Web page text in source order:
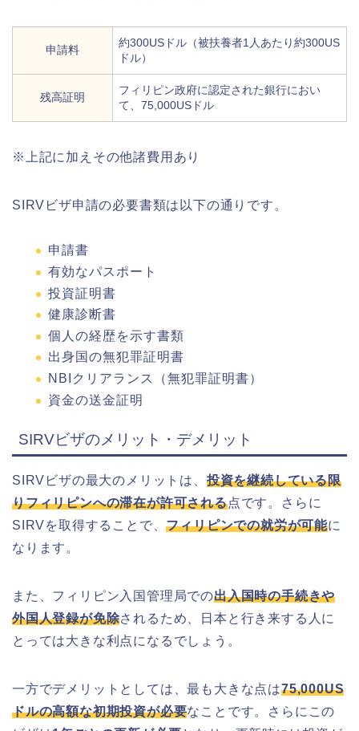
申請料
約300USドル（被扶養者1人あたり約300US
ドル）
残高証明
フィリピン政府に認定された銀行におい
て、75,000USドル
※上記に加えその他諸費用あり
SIRVビザ申請の必要書類は以下の通りです。
申請書
有効なパスポート
投資証明書
健康診断書
個人の経歴を示す書類
出身国の無犯罪証明書
NBIクリアランス（無犯罪証明書）
資金の送金証明
SIRVビザのメリット・デメリット
SIRVビザの最大のメリットは、 投資を継続している限
りフィリピンへの滞在が許可される点です。さらに
SIRVを取得することで、フィリピンでの就労が可能に
なります。
また、フィリピン入国管理局での出入国時の手続きや
外国人登録が免除されるため、日本と行き来する人に
とっては大きな利点になるでしょう。
一方でデメリットとしては、最も大きな点は75,000US
ドルの高額な初期投資が必要なことです。さらにこの